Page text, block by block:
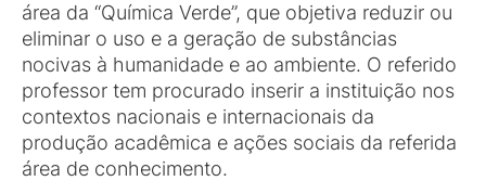
área da “Química Verde”, que objetiva reduzir ou
eliminar o uso e a geração de substâncias
nocivas à humanidade e ao ambiente. O referido
professor tem procurado inserir a instituição nos
contextos nacionais e internacionais da
produção acadêmica e ações sociais da referida
área de conhecimento.